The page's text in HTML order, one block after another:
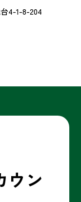
4-1-8-204
ウン